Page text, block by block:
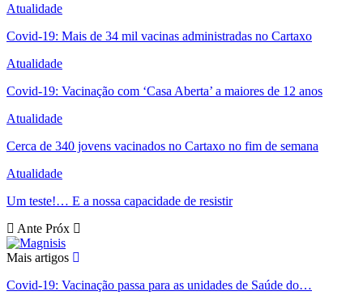
Atualidade
Covid-19: Mais de 34 mil vacinas administradas no Cartaxo
Atualidade
Covid-19: Vacinação com ‘Casa Aberta’ a maiores de 12 anos
Atualidade
Cerca de 340 jovens vacinados no Cartaxo no fim de semana
Atualidade
Um teste!… E a nossa capacidade de resistir
Ante Próx
Mais artigos
Covid-19: Vacinação passa para as unidades de Saúde do…